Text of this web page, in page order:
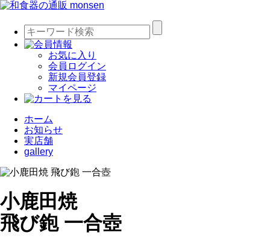
お気に入り
会員ログイン
新規会員登録
マイページ
ホーム
お知らせ
実店舗
gallery
小鹿田焼
飛び鉋 一合壺